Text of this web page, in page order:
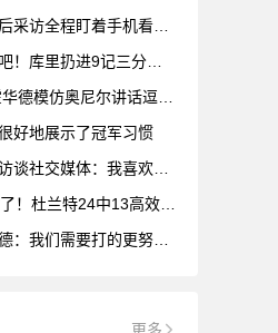
程盯着手机看有点不尊重人
扔进9记三分爆砍40分集锦
仿奥尼尔讲话逗乐女主持
好地展示了冠军习惯
媒体：我喜欢跟球迷交流
24中13高效38分10板4助集锦
打的更努力，每个回合都很重要